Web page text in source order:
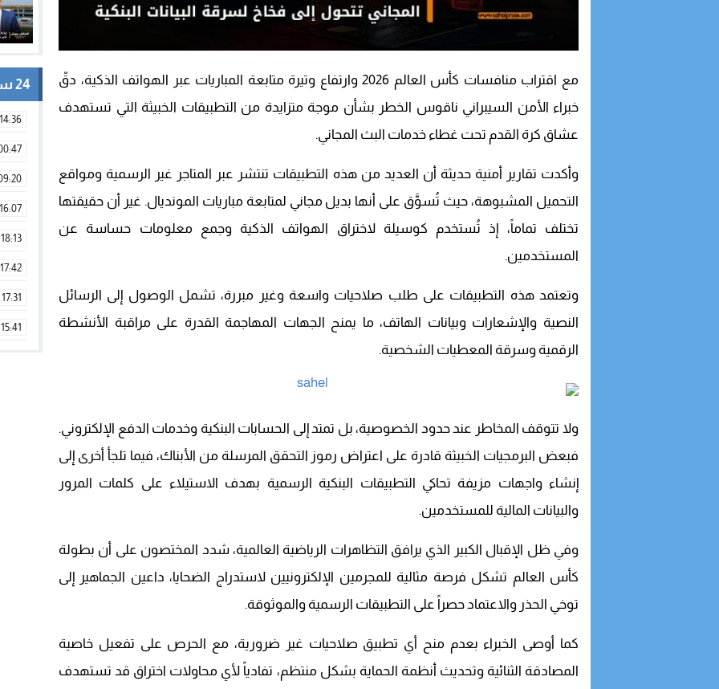
مع اقتراب منافسات كأس العالم 2026 وارتفاع وتيرة متابعة المباريات عبر الهواتف الذكية، دقّ
خبراء الأمن السيبراني ناقوس الخطر بشأن موجة متزايدة من التطبيقات الخبيثة التي تستهدف
عشاق كرة القدم تحت غطاء خدمات البث المجاني.
وأكدت تقارير أمنية حديثة أن العديد من هذه التطبيقات تنتشر عبر المتاجر غير الرسمية ومواقع
التحميل المشبوهة، حيث تُسوَّق على أنها بديل مجاني لمتابعة مباريات المونديال. غير أن حقيقتها
تختلف تماماً، إذ تُستخدم كوسيلة لاختراق الهواتف الذكية وجمع معلومات حساسة عن
المستخدمين.
وتعتمد هذه التطبيقات على طلب صلاحيات واسعة وغير مبررة، تشمل الوصول إلى الرسائل
النصية والإشعارات وبيانات الهاتف، ما يمنح الجهات المهاجمة القدرة على مراقبة الأنشطة
الرقمية وسرقة المعطيات الشخصية.
ولا تتوقف المخاطر عند حدود الخصوصية، بل تمتد إلى الحسابات البنكية وخدمات الدفع الإلكتروني.
فبعض البرمجيات الخبيثة قادرة على اعتراض رموز التحقق المرسلة من الأبناك، فيما تلجأ أخرى إلى
إنشاء واجهات مزيفة تحاكي التطبيقات البنكية الرسمية بهدف الاستيلاء على كلمات المرور
والبيانات المالية للمستخدمين.
وفي ظل الإقبال الكبير الذي يرافق التظاهرات الرياضية العالمية، شدد المختصون على أن بطولة
كأس العالم تشكل فرصة مثالية للمجرمين الإلكترونيين لاستدراج الضحايا، داعين الجماهير إلى
توخي الحذر والاعتماد حصراً على التطبيقات الرسمية والموثوقة.
كما أوصى الخبراء بعدم منح أي تطبيق صلاحيات غير ضرورية، مع الحرص على تفعيل خاصية
المصادقة الثنائية وتحديث أنظمة الحماية بشكل منتظم، تفادياً لأي محاولات اختراق قد تستهدف
24 ساعة
14:36
16:07
18:13
17:42
17:31
15:41